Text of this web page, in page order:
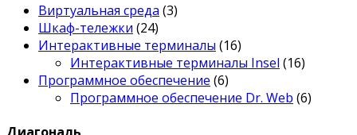
Виртуальная среда (3)
Шкаф-тележки (24)
Интерактивные терминалы (16)
Интерактивные терминалы Insel (16)
Программное обеспечение (6)
Программное обеспечение Dr. Web (6)